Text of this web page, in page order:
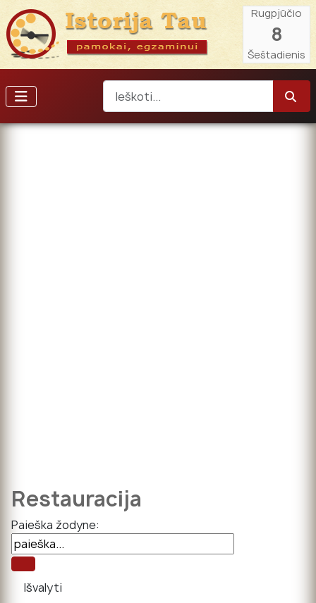
Rugpjūčio
8
Šeštadienis
Restauracija
Paieška žodyne: